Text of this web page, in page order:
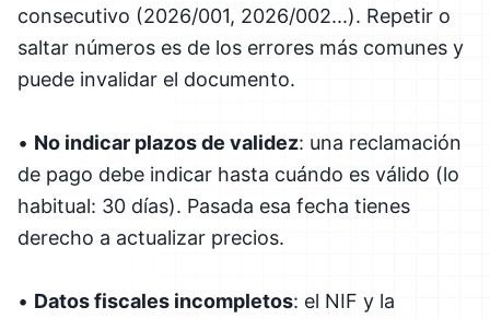
consecutivo (2026/001, 2026/002...). Repetir o
saltar números es de los errores más comunes y
puede invalidar el documento.
• No indicar plazos de validez: una reclamación
de pago debe indicar hasta cuándo es válido (lo
habitual: 30 días). Pasada esa fecha tienes
derecho a actualizar precios.
• Datos fiscales incompletos: el NIF y la